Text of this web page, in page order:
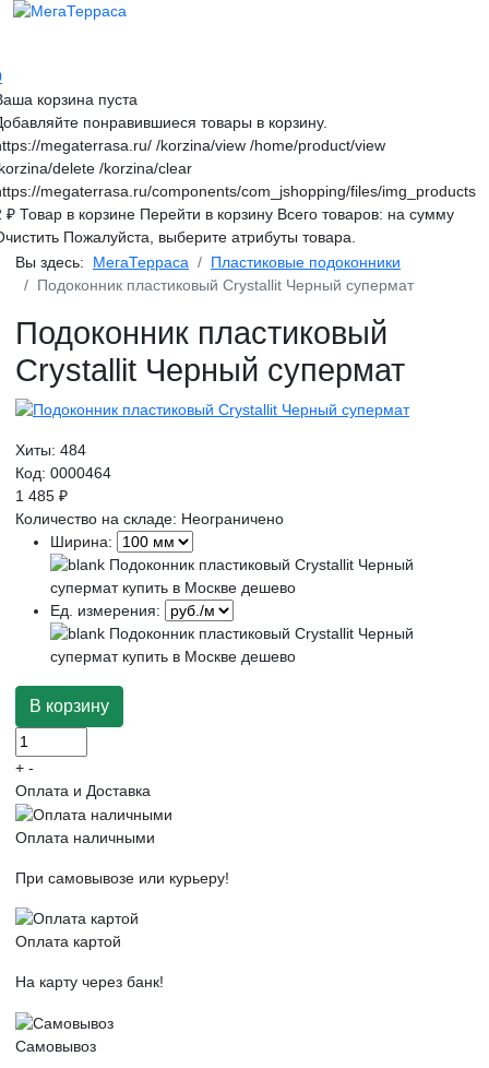
корзина пуста
понравившиеся товары в корзину.
megaterrasa.ru/ /korzina/view /home/product/view
delete /korzina/clear
megaterrasa.ru/components/com_jshopping/files/img_products
₽ Товар в корзине Перейти в корзину Всего товаров: на сумму
Пожалуйста, выберите атрибуты товара.
Вы здесь: МегаТерраса
Пластиковые подоконники
Подоконник пластиковый Crystallit Черный супермат
Подоконник пластиковый
Crystallit Черный супермат
Хиты: 484
Код: 0000464
1 485 ₽
Количество на складе: Неограничено
Ширина:
Ед. измерения:
+ -
Оплата и Доставка
Оплата наличными
При самовывозе или курьеру!
Оплата картой
На карту через банк!
Самовывоз